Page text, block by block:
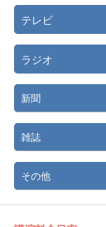
テレビ
ラジオ
新聞
雑誌
その他